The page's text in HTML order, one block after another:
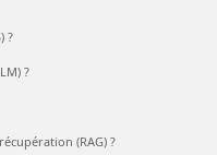
?
?
(RAG) ?